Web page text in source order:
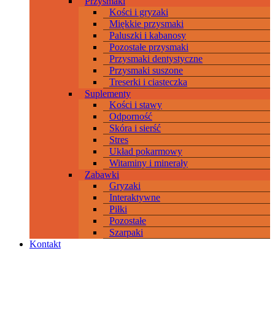
Kości i gryzaki
Miękkie przysmaki
Paluszki i kabanosy
Pozostałe przysmaki
Przysmaki dentystyczne
Przysmaki suszone
Treserki i ciasteczka
Suplementy
Kości i stawy
Odporność
Skóra i sierść
Stres
Układ pokarmowy
Witaminy i minerały
Zabawki
Gryzaki
Interaktywne
Piłki
Pozostałe
Szarpaki
Kontakt